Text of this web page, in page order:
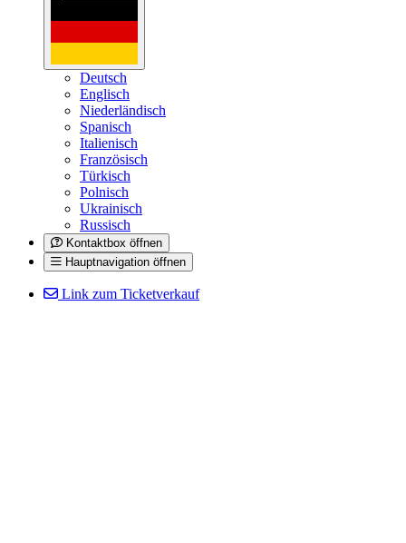
Deutsch
Englisch
Niederländisch
Spanisch
Italienisch
Französisch
Türkisch
Polnisch
Ukrainisch
Russisch
Kontaktbox öffnen
Hauptnavigation öffnen
Link zum Ticketverkauf